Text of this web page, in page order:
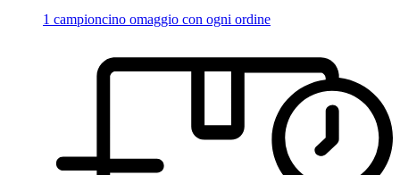
1 campioncino omaggio con ogni ordine